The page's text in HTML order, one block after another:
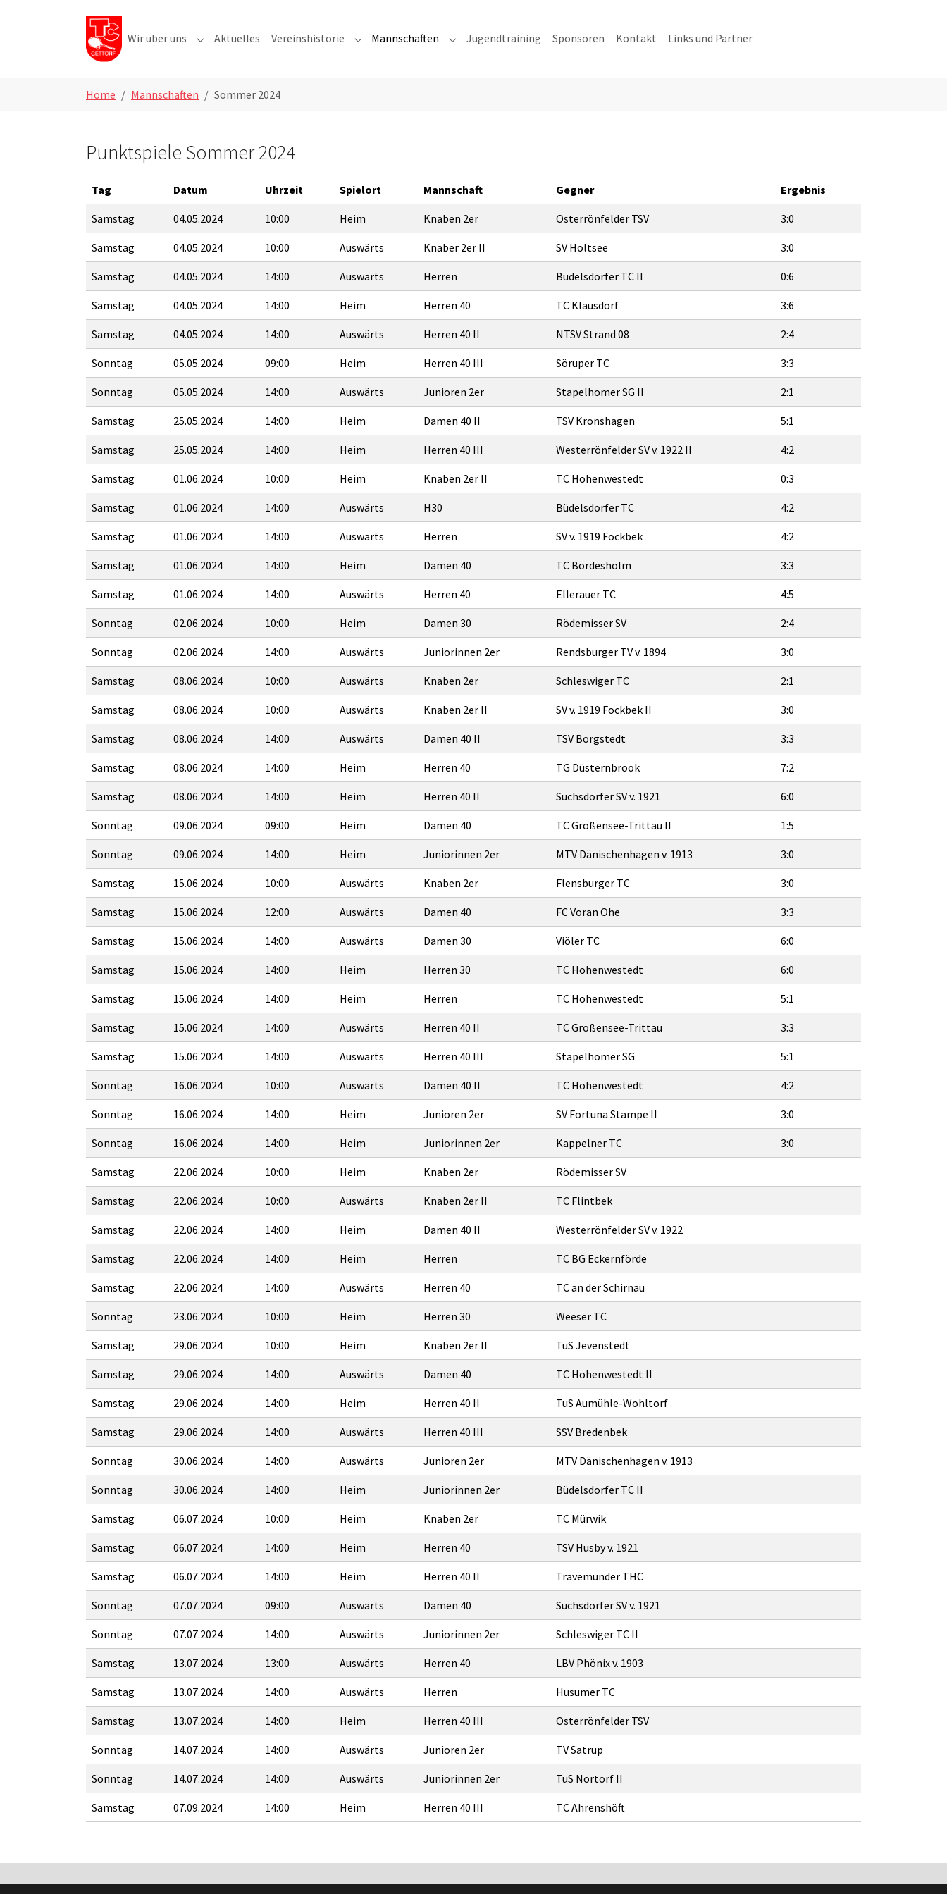
Wir über uns Submenu for "Wir über uns"
Aktuelles Vereinshistorie Submenu for "Vereinshistorie"
Mannschaften Submenu for "Mannschaften"
Jugendtraining Sponsoren Kontakt Links und Partner
Home Mannschaften Sommer 2024
Punktspiele Sommer 2024
Tag Datum Uhrzeit Spielort Mannschaft Gegner Ergebnis
Samstag 04.05.2024 10:00 Heim Knaben 2er Osterrönfelder TSV 3:0
Samstag 04.05.2024 10:00 Auswärts Knaber 2er II SV Holtsee 3:0
Samstag 04.05.2024 14:00 Auswärts Herren Büdelsdorfer TC II 0:6
Samstag 04.05.2024 14:00 Heim Herren 40 TC Klausdorf 3:6
Samstag 04.05.2024 14:00 Auswärts Herren 40 II NTSV Strand 08 2:4
Sonntag 05.05.2024 09:00 Heim Herren 40 III Söruper TC 3:3
Sonntag 05.05.2024 14:00 Auswärts Junioren 2er Stapelhomer SG II 2:1
Samstag 25.05.2024 14:00 Heim Damen 40 II TSV Kronshagen 5:1
Samstag 25.05.2024 14:00 Heim Herren 40 III Westerrönfelder SV v. 1922 II 4:2
Samstag 01.06.2024 10:00 Heim Knaben 2er II TC Hohenwestedt 0:3
Samstag 01.06.2024 14:00 Auswärts H30 Büdelsdorfer TC 4:2
Samstag 01.06.2024 14:00 Auswärts Herren SV v. 1919 Fockbek 4:2
Samstag 01.06.2024 14:00 Heim Damen 40 TC Bordesholm 3:3
Samstag 01.06.2024 14:00 Auswärts Herren 40 Ellerauer TC 4:5
Sonntag 02.06.2024 10:00 Heim Damen 30 Rödemisser SV 2:4
Sonntag 02.06.2024 14:00 Auswärts Juniorinnen 2er Rendsburger TV v. 1894 3:0
Samstag 08.06.2024 10:00 Auswärts Knaben 2er Schleswiger TC 2:1
Samstag 08.06.2024 10:00 Auswärts Knaben 2er II SV v. 1919 Fockbek II 3:0
Samstag 08.06.2024 14:00 Auswärts Damen 40 II TSV Borgstedt 3:3
Samstag 08.06.2024 14:00 Heim Herren 40 TG Düsternbrook 7:2
Samstag 08.06.2024 14:00 Heim Herren 40 II Suchsdorfer SV v. 1921 6:0
Sonntag 09.06.2024 09:00 Heim Damen 40 TC Großensee-Trittau II 1:5
Sonntag 09.06.2024 14:00 Heim Juniorinnen 2er MTV Dänischenhagen v. 1913 3:0
Samstag 15.06.2024 10:00 Auswärts Knaben 2er Flensburger TC 3:0
Samstag 15.06.2024 12:00 Auswärts Damen 40 FC Voran Ohe 3:3
Samstag 15.06.2024 14:00 Auswärts Damen 30 Viöler TC 6:0
Samstag 15.06.2024 14:00 Heim Herren 30 TC Hohenwestedt 6:0
Samstag 15.06.2024 14:00 Heim Herren TC Hohenwestedt 5:1
Samstag 15.06.2024 14:00 Auswärts Herren 40 II TC Großensee-Trittau 3:3
Samstag 15.06.2024 14:00 Auswärts Herren 40 III Stapelhomer SG 5:1
Sonntag 16.06.2024 10:00 Auswärts Damen 40 II TC Hohenwestedt 4:2
Sonntag 16.06.2024 14:00 Heim Junioren 2er SV Fortuna Stampe II 3:0
Sonntag 16.06.2024 14:00 Heim Juniorinnen 2er Kappelner TC 3:0
Samstag 22.06.2024 10:00 Heim Knaben 2er Rödemisser SV
Samstag 22.06.2024 10:00 Auswärts Knaben 2er II TC Flintbek
Samstag 22.06.2024 14:00 Heim Damen 40 II Westerrönfelder SV v. 1922
Samstag 22.06.2024 14:00 Heim Herren TC BG Eckernförde
Samstag 22.06.2024 14:00 Auswärts Herren 40 TC an der Schirnau
Sonntag 23.06.2024 10:00 Heim Herren 30 Weeser TC
Samstag 29.06.2024 10:00 Heim Knaben 2er II TuS Jevenstedt
Samstag 29.06.2024 14:00 Auswärts Damen 40 TC Hohenwestedt II
Samstag 29.06.2024 14:00 Heim Herren 40 II TuS Aumühle-Wohltorf
Samstag 29.06.2024 14:00 Auswärts Herren 40 III SSV Bredenbek
Sonntag 30.06.2024 14:00 Auswärts Junioren 2er MTV Dänischenhagen v. 1913
Sonntag 30.06.2024 14:00 Heim Juniorinnen 2er Büdelsdorfer TC II
Samstag 06.07.2024 10:00 Heim Knaben 2er TC Mürwik
Samstag 06.07.2024 14:00 Heim Herren 40 TSV Husby v. 1921
Samstag 06.07.2024 14:00 Heim Herren 40 II Travemünder THC
Sonntag 07.07.2024 09:00 Auswärts Damen 40 Suchsdorfer SV v. 1921
Sonntag 07.07.2024 14:00 Auswärts Juniorinnen 2er Schleswiger TC II
Samstag 13.07.2024 13:00 Auswärts Herren 40 LBV Phönix v. 1903
Samstag 13.07.2024 14:00 Auswärts Herren Husumer TC
Samstag 13.07.2024 14:00 Heim Herren 40 III Osterrönfelder TSV
Sonntag 14.07.2024 14:00 Auswärts Junioren 2er TV Satrup
Sonntag 14.07.2024 14:00 Auswärts Juniorinnen 2er TuS Nortorf II
Samstag 07.09.2024 14:00 Heim Herren 40 III TC Ahrenshöft